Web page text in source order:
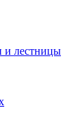
и лестницы